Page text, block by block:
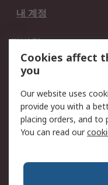
내 계정
적법한
개인 정보 보호 정책
웹사이트 사용 약관
회사 소개
RS 계좌 정보
한국외 지역
Cookies affect
you
Our website uses
provide you with a
placing orders, and to
You can read our